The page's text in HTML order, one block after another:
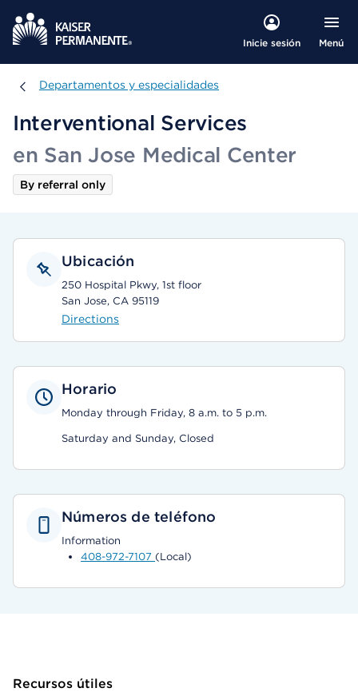
Inicie sesión Menú
Departamentos y especialidades
Departamentos y especialidades
Interventional Services
en San Jose Medical Center
By referral only
Ubicación
250 Hospital Pkwy, 1st floor
San Jose, CA 95119
Directions
Horario
Monday through Friday, 8 a.m. to 5 p.m.
Saturday and Sunday, Closed
Números de teléfono
Information
408-972-7107 (Local)
Recursos útiles